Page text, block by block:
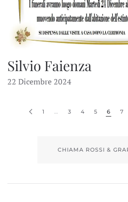
Silvio Faienza
22 Dicembre 2024
1 3 4 5 6 7
CHIAMA ROSSI &